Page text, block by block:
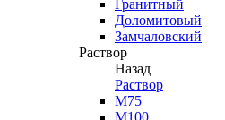
Гранитный
Доломитовый
Замчаловский
Раствор
Назад
Раствор
М75
М100